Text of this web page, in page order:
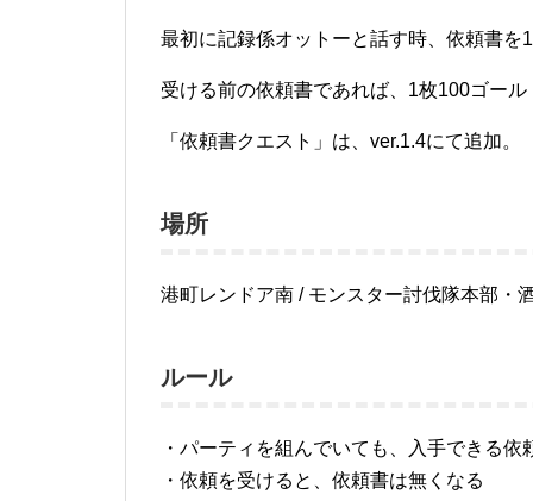
最初に記録係オットーと話す時、依頼書を
受ける前の依頼書であれば、1枚100ゴー
「依頼書クエスト」は、ver.1.4にて追加。
場所
港町レンドア南 / モンスター討伐隊本部・
ルール
・パーティを組んでいても、入手できる依
・依頼を受けると、依頼書は無くなる